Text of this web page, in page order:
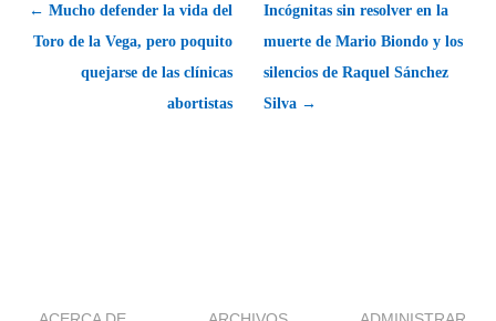
← Mucho defender la vida del
Toro de la Vega, pero poquito
quejarse de las clínicas
abortistas
Incógnitas sin resolver en la
muerte de Mario Biondo y los
silencios de Raquel Sánchez
Silva →